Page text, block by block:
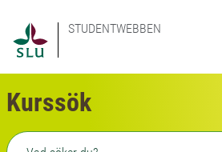
STUDENTWEBBEN
Kurssök
Fritext sökning